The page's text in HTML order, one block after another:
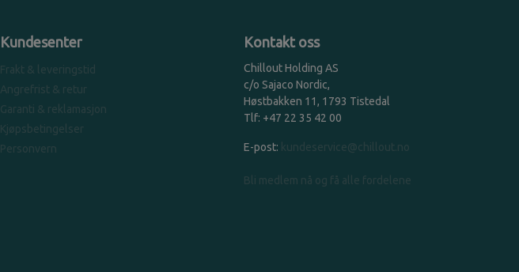
Kundesenter
Frakt & leveringstid
Angrefrist & retur
Garanti & reklamasjon
Kjøpsbetingelser
Personvern
Kontakt oss
Chillout Holding AS
c/o Sajaco Nordic,
Høstbakken 11, 1793 Tistedal
Tlf: +47 22 35 42 00
E-post: kundeservice@chillout.no
Bli medlem nå og få alle fordelene